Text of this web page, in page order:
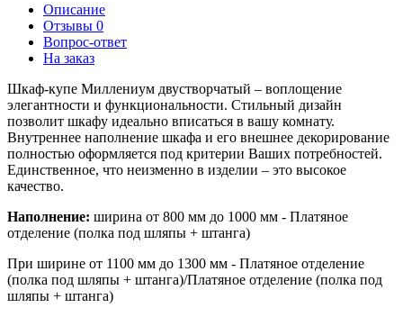
Описание
Отзывы 0
Вопрос-ответ
На заказ
Шкаф-купе Миллениум двустворчатый – воплощение
элегантности и функциональности. Стильный дизайн
позволит шкафу идеально вписаться в вашу комнату.
Внутреннее наполнение шкафа и его внешнее декорирование
полностью оформляется под критерии Ваших потребностей.
Единственное, что неизменно в изделии – это высокое
качество.
Наполнение: ширина от 800 мм до 1000 мм - Платяное
отделение (полка под шляпы + штанга)
При ширине от 1100 мм до 1300 мм - Платяное отделение
(полка под шляпы + штанга)/Платяное отделение (полка под
шляпы + штанга)